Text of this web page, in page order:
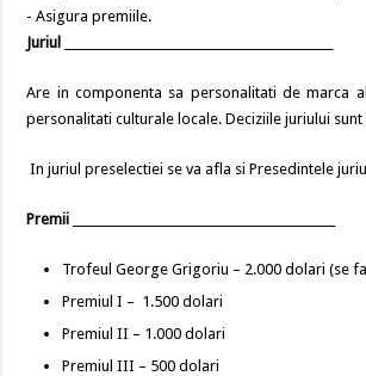
- Asigura premiile.
Juriul
Are in componenta sa personalitati de marca
personalitati culturale locale. Deciziile juriului
In juriul preselectiei se va afla si Presedintele
Premii
Trofeul George Grigoriu – 2.000 dolari (se
Premiul I – 1.500 dolari
Premiul II – 1.000 dolari
Premiul III – 500 dolari